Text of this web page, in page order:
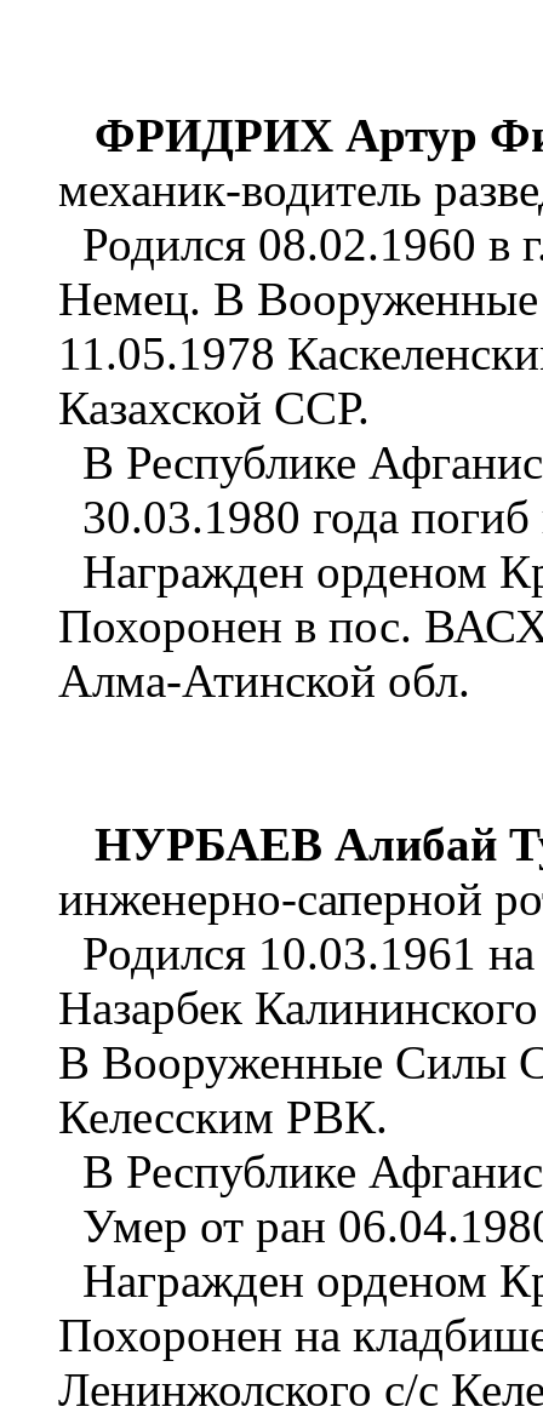
ФРИДРИХ Артур
механик-водитель
Родился 08.02.1960 в
Немец. В
11.05.1978
Казахской ССР.
В Республике
30.03.1980 года
Награжден орденом
Похоронен в пос.
Алма-Атинской обл.
НУРБАЕВ Алибай
инженерно-саперной
Родился 10.03.1961
Назарбек
В Вооруженные Силы
Келесским РВК.
В Республике
Умер от ран
Награжден орденом
Похоронен на
Ленинжолского с/с